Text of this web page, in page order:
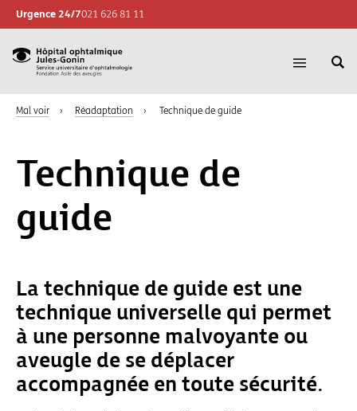
Urgence 24/7021 626 81 11
Hôpital
ophtalmique
Jules-
universitaire
Fondation
Asile
la
Mal voir › Réadaptation › Technique de guide
Technique de
guide
La technique de guide est une
technique universelle qui permet
à une personne malvoyante ou
aveugle de se déplacer
accompagnée en toute sécurité.